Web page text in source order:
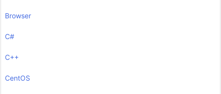
Browser
C#
C++
CentOS